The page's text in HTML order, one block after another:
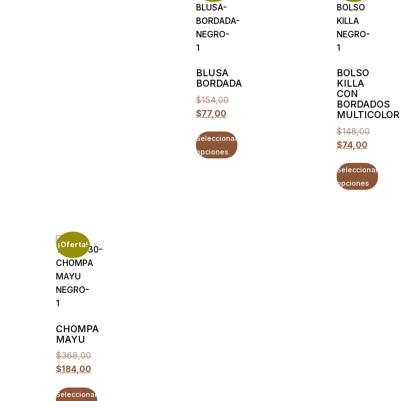
BLUSA
BORDADA
$154,00
$77,00
Seleccionar
opciones
BOLSO
KILLA
CON
BORDADOS
MULTICOLOR
$148,00
$74,00
Seleccionar
opciones
¡Oferta!
CHOMPA
MAYU
$368,00
$184,00
Seleccionar